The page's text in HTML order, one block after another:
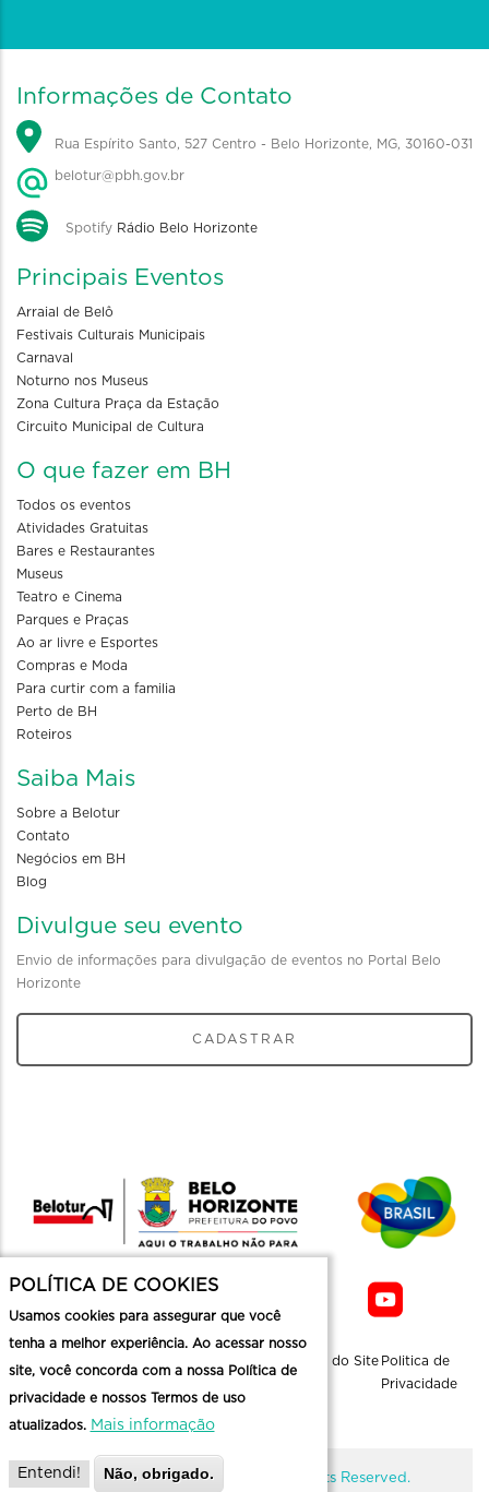
Informações de Contato
Rua Espírito Santo, 527 Centro - Belo Horizonte, MG, 30160-031
belotur@pbh.gov.br
Spotify Rádio Belo Horizonte
Principais Eventos
Arraial de Belô
Festivais Culturais Municipais
Carnaval
Noturno nos Museus
Zona Cultura Praça da Estação
Circuito Municipal de Cultura
O que fazer em BH
Todos os eventos
Atividades Gratuitas
Bares e Restaurantes
Museus
Teatro e Cinema
Parques e Praças
Ao ar livre e Esportes
Compras e Moda
Para curtir com a familia
Perto de BH
Roteiros
Saiba Mais
Sobre a Belotur
Contato
Negócios em BH
Blog
Divulgue seu evento
Envio de informações para divulgação de eventos no Portal Belo
Horizonte
CADASTRAR
Mapa do Site Politica de
Privacidade
@ Copyright Belotur 2026. All Rights Reserved.
POLÍTICA DE COOKIES
Usamos cookies para assegurar que você
tenha a melhor experiência. Ao acessar nosso
site, você concorda com a nossa Política de
privacidade e nossos Termos de uso
atualizados. Mais informação
Entendi! Não, obrigado.